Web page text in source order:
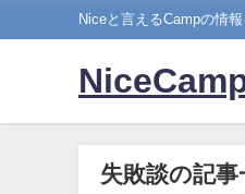
Niceと言えるCampの情
失敗談の記事